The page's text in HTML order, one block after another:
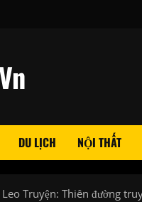
DU LỊCH NỘI THẤT
Leo Truyện: Thiên đường